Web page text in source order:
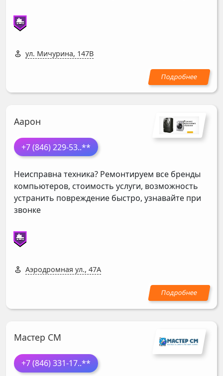
ул. Мичурина, 147В
Аарон
+7 (846) 229-53..**
Неисправна техника? Ремонтируем все бренды
компьютеров, стоимость услуги, возможность
устранить повреждение быстро, узнавайте при
звонке
Аэродромная ул., 47А
Мастер СМ
+7 (846) 331-17..**